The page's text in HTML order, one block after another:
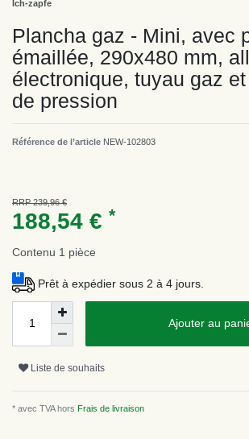
Ich-zapfe
Plancha gaz - Mini, avec
émaillée, 290x480 mm,
électronique, tuyau gaz
de pression
Référence de l’article NEW-102803
RRP 239,96 €
188,54 € *
Contenu 1 pièce
Prêt à expédier sous 2 à 4 jours.
Ajouter au
Liste de souhaits
* avec TVA hors Frais de livraison